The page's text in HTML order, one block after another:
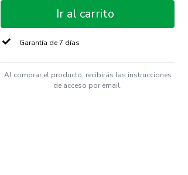
Ir al carrito
Garantía de 7 días
Al comprar el producto, recibirás las instrucciones
de acceso por email.